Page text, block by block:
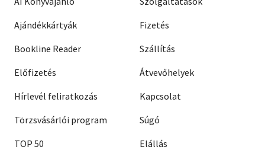
Ajándékkártyák
Bookline Reader
Előfizetés
Hírlevél feliratkozás
Törzsvásárlói program
TOP 50
Fizetés
Szállítás
Átvevőhelyek
Kapcsolat
Súgó
Elállás